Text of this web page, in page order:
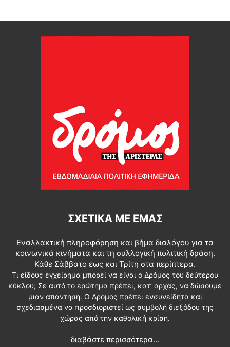
ΣΧΕΤΙΚΆ ΜΕ ΕΜΆΣ
Εναλλακτική πληροφόρηση και βήμα διαλόγου για τα
κοινωνικά κινήματα και τη συλλογική πολιτική δράση.
Κάθε Σάββατο έως και Τρίτη στα περίπτερα.
Τι είδους εγχείρημα μπορεί να είναι ο Δρόμος του δεύτερου
κύκλου; Σε αυτό το ερώτημα πρέπει, κατ’ αρχάς, να δώσουμε
μιαν απάντηση. Ο Δρόμος πρέπει ενσυνείδητα και
σχεδιασμένα να προσδιοριστεί ως συμβολή διεξόδου της
χώρας από την καθολική κρίση.
διαβάστε περισσότερα...